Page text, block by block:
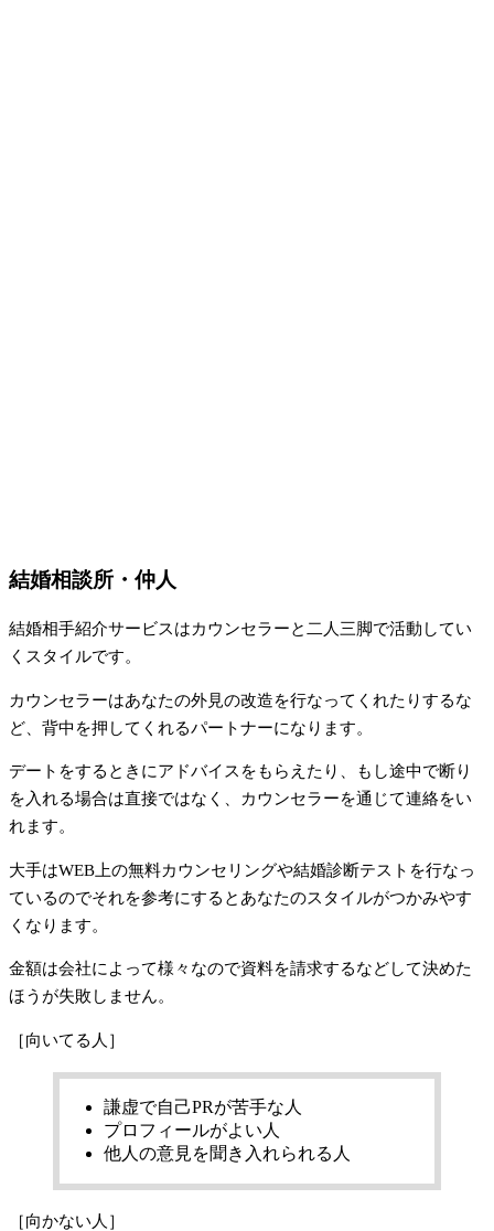
結婚相談所・仲人
結婚相手紹介サービスはカウンセラーと二人三脚で活動してい
くスタイルです。
カウンセラーはあなたの外見の改造を行なってくれたりするな
ど、背中を押してくれるパートナーになります。
デートをするときにアドバイスをもらえたり、もし途中で断り
を入れる場合は直接ではなく、カウンセラーを通じて連絡をい
れます。
大手はWEB上の無料カウンセリングや結婚診断テストを行なっ
ているのでそれを参考にするとあなたのスタイルがつかみやす
くなります。
金額は会社によって様々なので資料を請求するなどして決めた
ほうが失敗しません。
［向いてる人］
謙虚で自己PRが苦手な人
プロフィールがよい人
他人の意見を聞き入れられる人
［向かない人］